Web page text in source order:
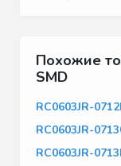
Похожие
SMD
RC0603JR-
RC0603JR-
RC0603JR-